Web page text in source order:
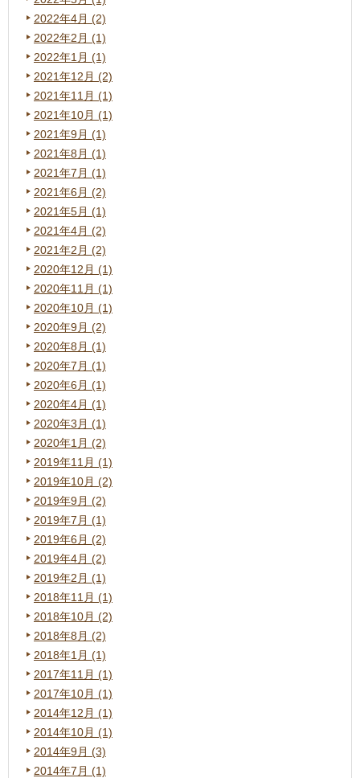
2022年4月 (2)
2022年2月 (1)
2022年1月 (1)
2021年12月 (2)
2021年11月 (1)
2021年10月 (1)
2021年9月 (1)
2021年8月 (1)
2021年7月 (1)
2021年6月 (2)
2021年5月 (1)
2021年4月 (2)
2021年2月 (2)
2020年12月 (1)
2020年11月 (1)
2020年10月 (1)
2020年9月 (2)
2020年8月 (1)
2020年7月 (1)
2020年6月 (1)
2020年4月 (1)
2020年3月 (1)
2020年1月 (2)
2019年11月 (1)
2019年10月 (2)
2019年9月 (2)
2019年7月 (1)
2019年6月 (2)
2019年4月 (2)
2019年2月 (1)
2018年11月 (1)
2018年10月 (2)
2018年8月 (2)
2018年1月 (1)
2017年11月 (1)
2017年10月 (1)
2014年12月 (1)
2014年10月 (1)
2014年9月 (3)
2014年7月 (1)